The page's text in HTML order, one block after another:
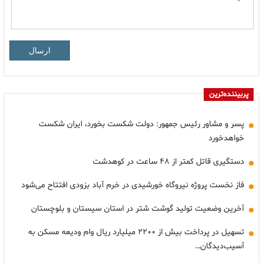
ارسال
پربیننده‌ترین
پسر و مشاور رئیس جمهور: دولت شکست بخورد، ایران شکست
خواهدخورد
دستگیری قاتل کمتر از ۴۸ ساعت در کوهدشت
فاز نخست پروژه نیروگاه خورشیدی در خرم آباد بزودی افتتاح می‌شود
آخرین وضعیت تولید گوشت شتر در استان سیستان و بلوچستان
تسهیل در پرداخت بیش از ۲۲۰۰ میلیارد ریال وام ودیعه مسکن به
آسیب‌دیدگان…